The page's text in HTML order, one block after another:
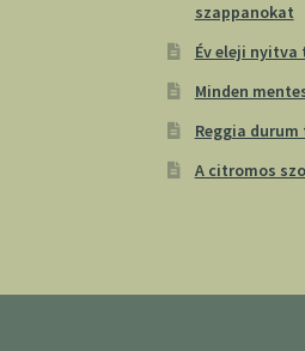
szappanokat
Év eleji nyitva
Minden
Reggia
A citromos